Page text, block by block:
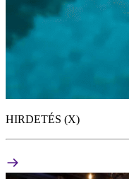
HIRDETÉS (X)